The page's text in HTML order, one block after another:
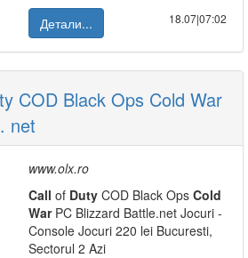
Детали...
18.07|07:02
COD Black Ops Cold War
net
www.olx.ro
Call of Duty COD Black Ops Cold
WarPC Blizzard Battle.net Jocuri -
Console Jocuri 220 lei Bucuresti,
Sectorul 2 Azi